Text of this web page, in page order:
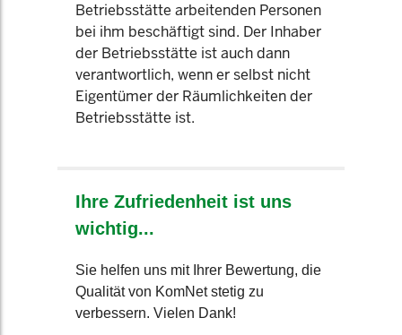
Betriebsstätte arbeitenden Personen
bei ihm beschäftigt sind. Der Inhaber
der Betriebsstätte ist auch dann
verantwortlich, wenn er selbst nicht
Eigentümer der Räumlichkeiten der
Betriebsstätte ist.